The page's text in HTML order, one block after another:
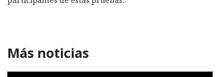
Más noticias